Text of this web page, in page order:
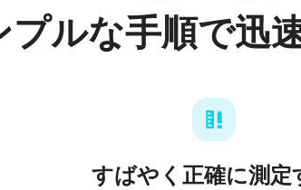
プルな手順で迅
すばやく正確に測定